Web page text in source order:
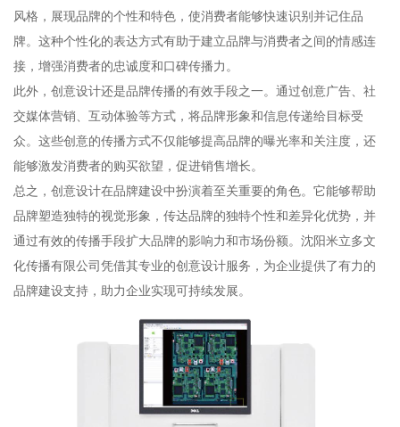
风格，展现品牌的个性和特色，使消费者能够快速识别并记住品
牌。这种个性化的表达方式有助于建立品牌与消费者之间的情感连
接，增强消费者的忠诚度和口碑传播力。
此外，创意设计还是品牌传播的有效手段之一。通过创意广告、社
交媒体营销、互动体验等方式，将品牌形象和信息传递给目标受
众。这些创意的传播方式不仅能够提高品牌的曝光率和关注度，还
能够激发消费者的购买欲望，促进销售增长。
总之，创意设计在品牌建设中扮演着至关重要的角色。它能够帮助
品牌塑造独特的视觉形象，传达品牌的独特个性和差异化优势，并
通过有效的传播手段扩大品牌的影响力和市场份额。沈阳米立多文
化传播有限公司凭借其专业的创意设计服务，为企业提供了有力的
品牌建设支持，助力企业实现可持续发展。